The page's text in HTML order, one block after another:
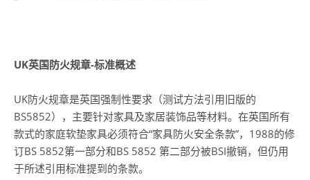
UK英国防火规章-标准概述
UK防火规章是英国强制性要求（测试方法引用旧版的
BS5852），主要针对家具及家居装饰品等材料。在英国所有
款式的家庭软垫家具必须符合“家具防火安全条款”，1988的修
订BS 5852第一部分和BS 5852 第二部分被BSI撤销，但仍用
于所述引用标准提到的条款。